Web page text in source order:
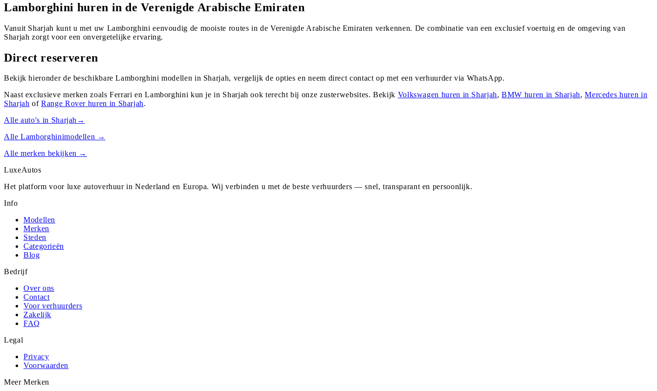
Lamborghini huren in de Verenigde Arabische Emiraten
Vanuit Sharjah kunt u met uw Lamborghini eenvoudig de mooiste routes in de Verenigde Arabische Emiraten verkennen. De combinatie van een exclusief voertuig en de omgeving van
Sharjah zorgt voor een onvergetelijke ervaring.
Direct reserveren
Bekijk hieronder de beschikbare Lamborghini modellen in Sharjah, vergelijk de opties en neem direct contact op met een verhuurder via WhatsApp.
Naast exclusieve merken zoals Ferrari en Lamborghini kun je in Sharjah ook terecht bij onze zusterwebsites. Bekijk Volkswagen huren in Sharjah,BMW huren in Sharjah,Mercedes huren in
Sharjah ofRange Rover huren in Sharjah.
Alle auto's in Sharjah →
AlleLamborghinimodellen →
Alle merken bekijken →
LuxeAutos
Het platform voor luxe autoverhuur in Nederland en Europa. Wij verbinden u met de beste verhuurders — snel, transparant en persoonlijk.
Info
Modellen
Merken
Steden
Categorieën
Blog
Bedrijf
Over ons
Contact
Voor verhuurders
Zakelijk
FAQ
Legal
Privacy
Voorwaarden
Meer Merken